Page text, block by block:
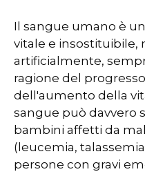
Il sangue umano è
vitale e insostituibile,
artificialmente,
ragione del
dell'aumento della
sangue può davvero
bambini affetti da
(leucemia,
persone con gravi